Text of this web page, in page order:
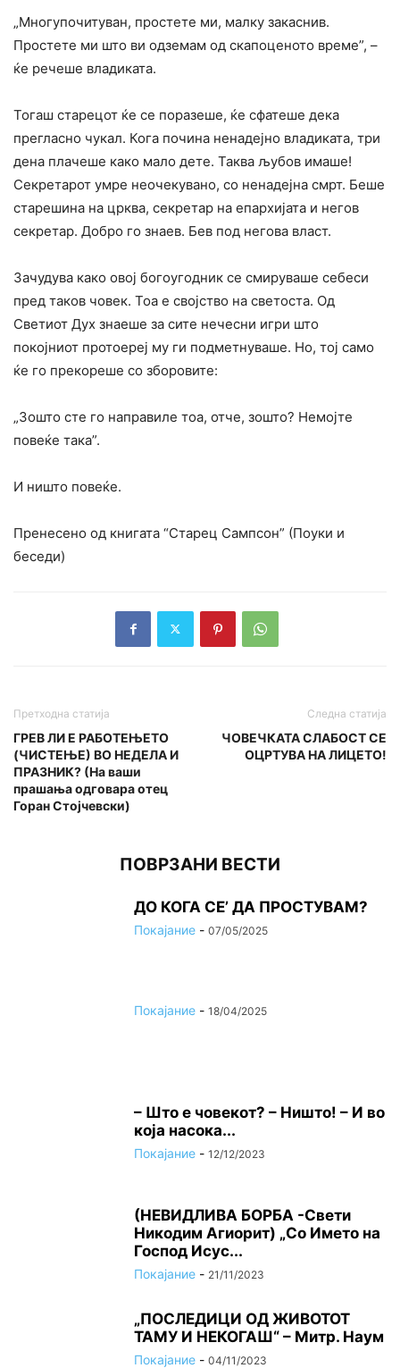
„Многупочитуван, простете ми, малку закаснив.
Простете ми што ви одземам од скапоценото време”, –
ќе речеше владиката.
Тогаш старецот ќе се поразеше, ќе сфатеше дека
прегласно чукал. Кога почина ненадејно владиката, три
дена плачеше како мало дете. Таква љубов имаше!
Секретарот умре неочекувано, co ненадејна смрт. Беше
старешина на црква, секретар на епархијата и негов
секретар. Добро го знаев. Бев под негова власт.
Зачудува како овој богоугодник се смируваше себеси
пред таков човек. Тоа e својство на светоста. Од
Светиот Дух знаеше за сите нечесни игри што
покојниот протоереј му ги подметнуваше. Но, тој само
ќе го прекореше co зборовите:
„Зошто сте го направиле тоа, отче, зошто? Немојте
повеќе така”.
И ништо повеќе.
Пренесено од книгата “Старец Сампсон” (Поуки и
беседи)
Претходна статија
ГРЕВ ЛИ Е РАБОТЕЊЕТО
(ЧИСТЕЊЕ) ВО НЕДЕЛА И
ПРАЗНИК? (На ваши
прашања одговара отец
Горан Стојчевски)
Следна статија
ЧОВЕЧКАТА СЛАБОСТ СЕ
ОЦРТУВА НА ЛИЦЕТО!
ПОВРЗАНИ ВЕСТИ
ДО КОГА СЕ’ ДА ПРОСТУВАМ?
Покајание - 07/05/2025
Покајание - 18/04/2025
– Што е човекот? – Ништо! – И во
која насока...
Покајание - 12/12/2023
(НЕВИДЛИВА БОРБА -Свети
Никодим Агиорит) „Со Името на
Господ Исус...
Покајание - 21/11/2023
„ПОСЛЕДИЦИ ОД ЖИВОТОТ
ТАМУ И НЕКОГАШ“ – Митр. Наум
Покајание - 04/11/2023